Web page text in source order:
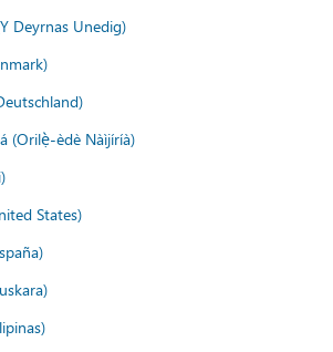
Deyrnas Unedig)
(Orilẹ̀-èdè Nàìjíríà)
States)